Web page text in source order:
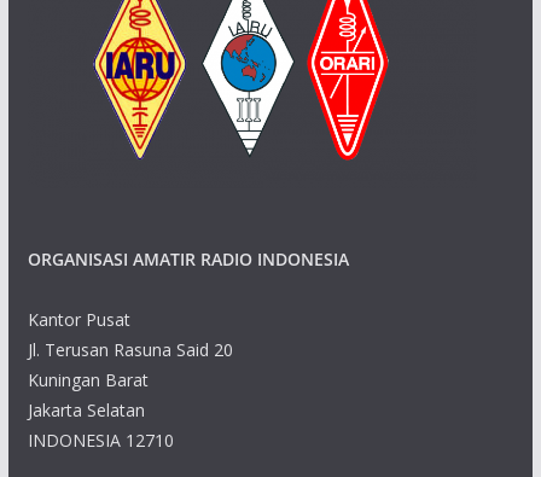
ORGANISASI AMATIR RADIO INDONESIA
Kantor Pusat
Jl. Terusan Rasuna Said 20
Kuningan Barat
Jakarta Selatan
INDONESIA 12710